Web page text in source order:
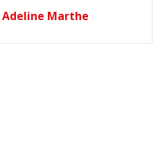
Adeline Marthe